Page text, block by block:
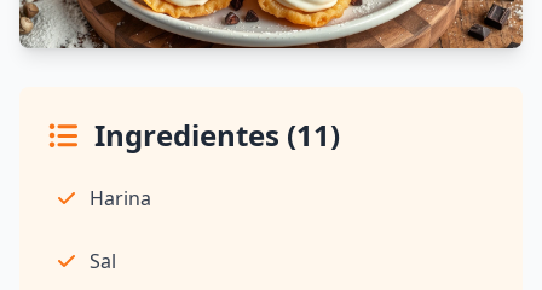
Ingredientes (11)
Harina
Sal